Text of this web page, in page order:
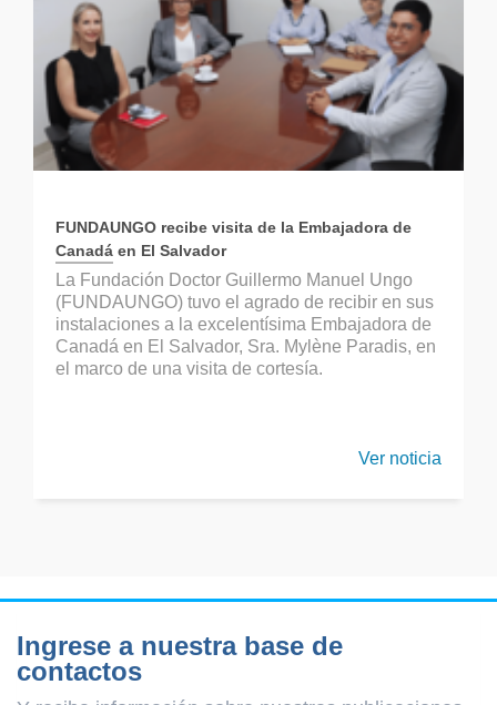
FUNDAUNGO recibe visita de la Embajadora de
Canadá en El Salvador
La Fundación Doctor Guillermo Manuel Ungo
(FUNDAUNGO) tuvo el agrado de recibir en sus
instalaciones a la excelentísima Embajadora de
Canadá en El Salvador, Sra. Mylène Paradis, en
el marco de una visita de cortesía.
Ver noticia
Ingrese a nuestra base de
contactos